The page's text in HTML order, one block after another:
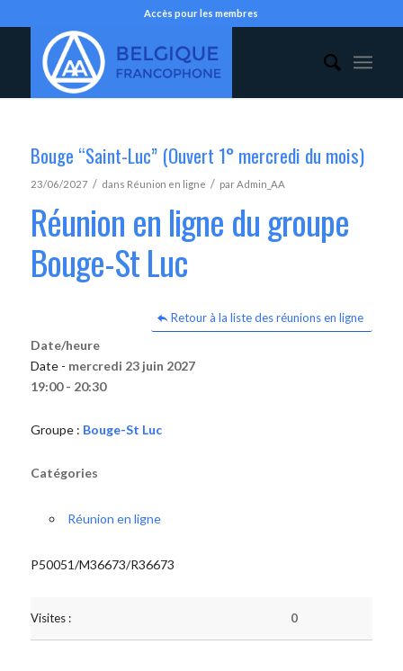
Accès pour les membres
Bouge “Saint-Luc” (Ouvert 1° mercredi du mois)
23/06/2027 / dans Réunion en ligne / parAdmin_AA
Réunion en ligne du groupe
Bouge-St Luc
Retour à la liste des réunions en ligne
Date/heure
Date - mercredi 23 juin 2027
19:00 - 20:30
Groupe : Bouge-St Luc
Catégories
Réunion en ligne
P50051/M36673/R36673
Visites : 0